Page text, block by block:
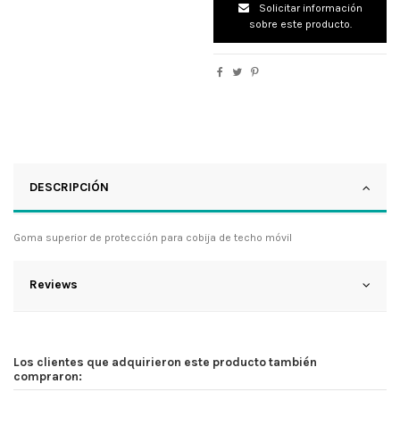
Solicitar información
sobre este producto.
DESCRIPCIÓN
Goma superior de protección para cobija de techo móvil
Reviews
Los clientes que adquirieron este producto también
compraron: